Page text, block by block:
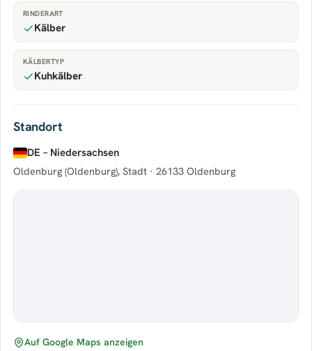
RINDERART
Kälber
KÄLBERTYP
Kuhkälber
Standort
DE – Niedersachsen
Oldenburg (Oldenburg), Stadt · 26133 Oldenburg
Auf Google Maps anzeigen